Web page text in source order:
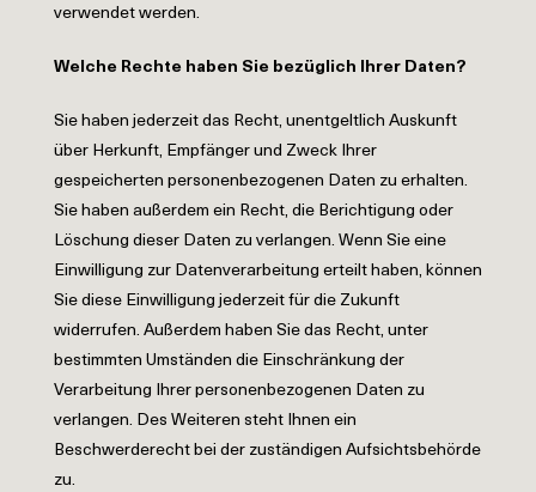
verwendet werden.
Welche Rechte haben Sie bezüglich Ihrer Daten?
Sie haben jederzeit das Recht, unentgeltlich Auskunft
über Herkunft, Empfänger und Zweck Ihrer
gespeicherten personenbezogenen Daten zu erhalten.
Sie haben außerdem ein Recht, die Berichtigung oder
Löschung dieser Daten zu verlangen. Wenn Sie eine
Einwilligung zur Datenverarbeitung erteilt haben, können
Sie diese Einwilligung jederzeit für die Zukunft
widerrufen. Außerdem haben Sie das Recht, unter
bestimmten Umständen die Einschränkung der
Verarbeitung Ihrer personenbezogenen Daten zu
verlangen. Des Weiteren steht Ihnen ein
Beschwerderecht bei der zuständigen Aufsichtsbehörde
zu.